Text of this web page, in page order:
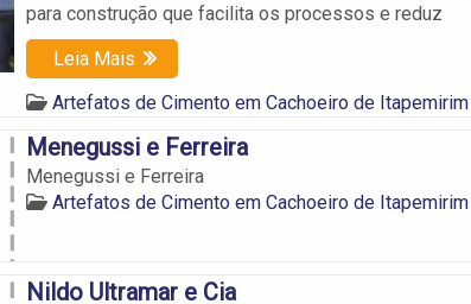
para construção que facilita os processos e reduz
Leia Mais
Artefatos de Cimento em Cachoeiro de Itapemirim
Menegussi e Ferreira
Menegussi e Ferreira
Artefatos de Cimento em Cachoeiro de Itapemirim
Nildo Ultramar e Cia